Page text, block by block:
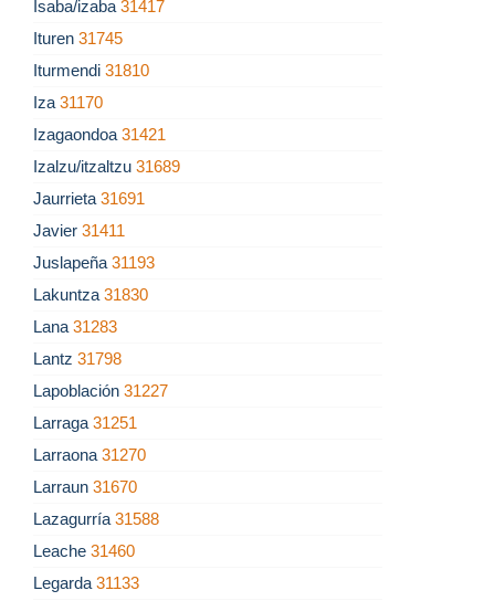
Isaba/izaba 31417
Ituren 31745
Iturmendi 31810
Iza 31170
Izagaondoa 31421
Izalzu/itzaltzu 31689
Jaurrieta 31691
Javier 31411
Juslapeña 31193
Lakuntza 31830
Lana 31283
Lantz 31798
Lapoblación 31227
Larraga 31251
Larraona 31270
Larraun 31670
Lazagurría 31588
Leache 31460
Legarda 31133